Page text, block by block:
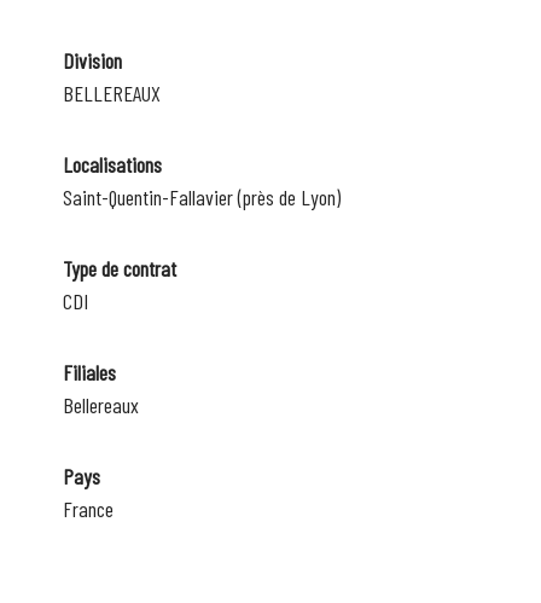
Division
BELLEREAUX
Localisations
Saint-Quentin-Fallavier (près de Lyon)
Type de contrat
CDI
Filiales
Bellereaux
Pays
France